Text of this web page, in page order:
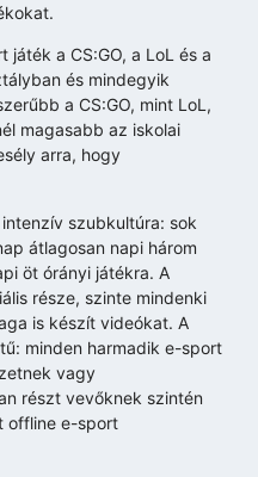
a CS:GO, a LoL és a
és mindegyik
a CS:GO, mint LoL,
magasabb az iskolai
arra, hogy
szubkultúra: sok
átlagosan napi három
öt órányi játékra. A
része, szinte mindenki
is készít videókat. A
minden harmadik e-sport
vagy
részt vevőknek szintén
offline e-sport